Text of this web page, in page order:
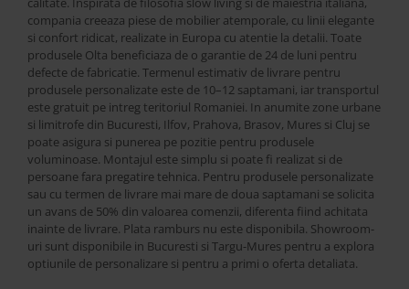
compania creeaza piese de mobilier atemporale, cu linii elegante
si confort ridicat, realizate in Europa cu atentie la detalii. Toate
produsele Olta beneficiaza de o garantie de 24 de luni pentru
defecte de fabricatie. Termenul estimativ de livrare pentru
produsele personalizate este de 10–12 saptamani, iar transportul
este gratuit pe intreg teritoriul Romaniei. In anumite zone urbane
si limitrofe din Bucuresti, Ilfov, Prahova, Brasov, Mures si Cluj se
poate asigura si punerea pe pozitie pentru produsele
voluminoase. Montajul este simplu si poate fi realizat si de
persoane fara pregatire tehnica. Pentru produsele personalizate
sau cu termen de livrare mai mare de doua saptamani se solicita
un avans de 50% din valoarea comenzii, diferenta fiind achitata
inainte de livrare. Plata ramburs nu este disponibila. Showroom-
uri sunt disponibile in Bucuresti si Targu-Mures pentru a explora
optiunile de personalizare si pentru a primi o oferta detaliata.